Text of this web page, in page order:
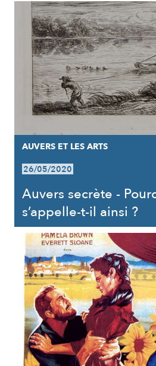
RÉSULTATS
AUVERS ET LES ARTS
26/05/2020
Auvers secrète -
s’appelle-t-il ainsi ?